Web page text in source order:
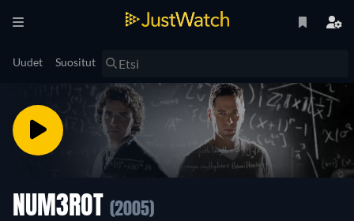
Uudet Suositut
NUM3ROT (2005)